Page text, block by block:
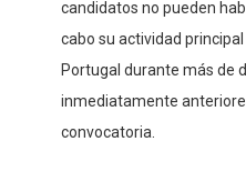
candidatos no pueden
cabo su actividad
Portugal durante más de
inmediatamente
convocatoria.